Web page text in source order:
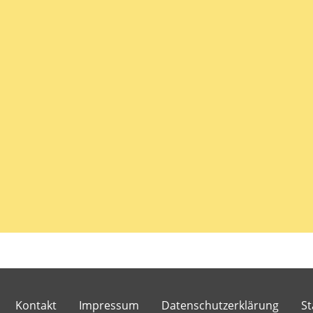
Kontakt Impressum Datenschutzerklärung